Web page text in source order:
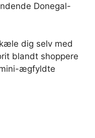
Donegal-
dig selv med
blandt shoppere
ægfyldte